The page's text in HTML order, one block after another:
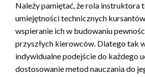
Należy pamiętać, że rola instruktora
umiejętności technicznych
wspieranie ich w budowaniu
przyszłych kierowców. Dlatego tak
indywidualne podejście do każdego
dostosowanie metod nauczania do